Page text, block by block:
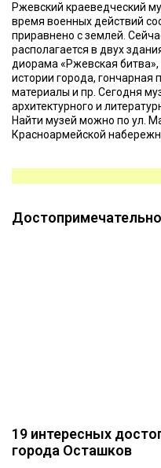
Ржевский краеведческий
время военных действий
приравнено с землей.
располагается в двух
диорама «Ржевская
истории города, гончарная
материалы и пр. Сегодня
архитектурного и
Найти музей можно по ул.
Красноармейской
19 интересных
города Осташков